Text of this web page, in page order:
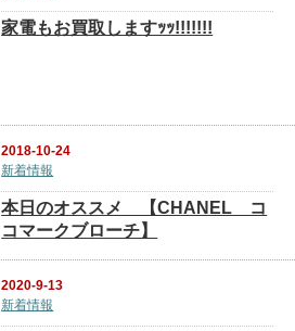
家電もお買取しますｯｯ!!!!!!!
2018-10-24
新着情報
本日のオススメ 【CHANEL コ
コマークブローチ】
2020-9-13
新着情報